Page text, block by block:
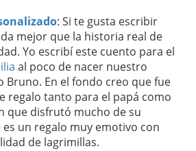
: Si te gusta escribir
mejor que la historia real de
Yo escribí este cuento para el
al poco de nacer nuestro
Bruno. En el fondo creo que fue
regalo tanto para el papá como
que disfrutó mucho de su
es un regalo muy emotivo con
de lagrimillas.